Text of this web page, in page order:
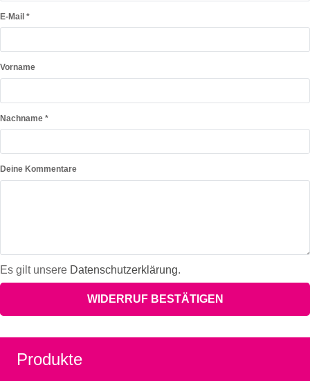
E-Mail *erforderlich
Vorname
Nachname *erforderlich
Page URI *erforderlich
Deine Kommentare
Es gilt unsere Datenschutzerklärung.
WIDERRUF BESTÄTIGEN
Produkte